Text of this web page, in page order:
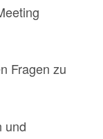
Fragen zu
und